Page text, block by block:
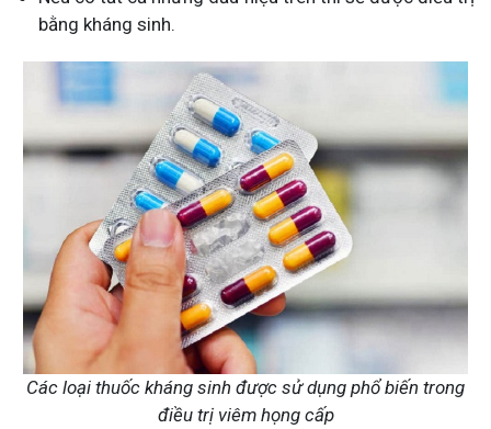
bằng kháng sinh.
Các loại thuốc kháng sinh được sử dụng phổ biến trong
điều trị viêm họng cấp